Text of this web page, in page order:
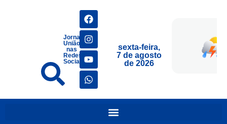
Jornais
União
nas
Redes
Sociais
sexta-feira,
7 de agosto
de 2026